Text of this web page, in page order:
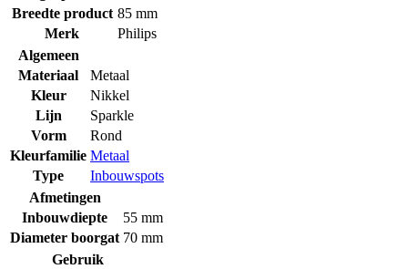
Breedte product 85 mm
Merk
Philips
Algemeen
Materiaal
Metaal
Kleur
Nikkel
Lijn
Sparkle
Vorm
Rond
Kleurfamilie Metaal
Type
Inbouwspots
Afmetingen
Inbouwdiepte
55 mm
Diameter boorgat 70 mm
Gebruik